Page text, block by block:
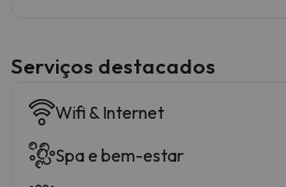
Serviços destacados
Wifi & Internet
Spa e bem-estar